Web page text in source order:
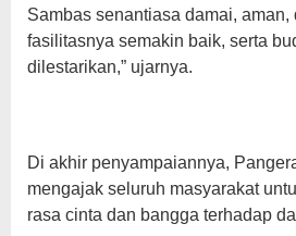
Sambas senantiasa damai, aman,
fasilitasnya semakin baik, serta
dilestarikan,” ujarnya.
Di akhir penyampaiannya,
mengajak seluruh masyarakat
rasa cinta dan bangga terhadap